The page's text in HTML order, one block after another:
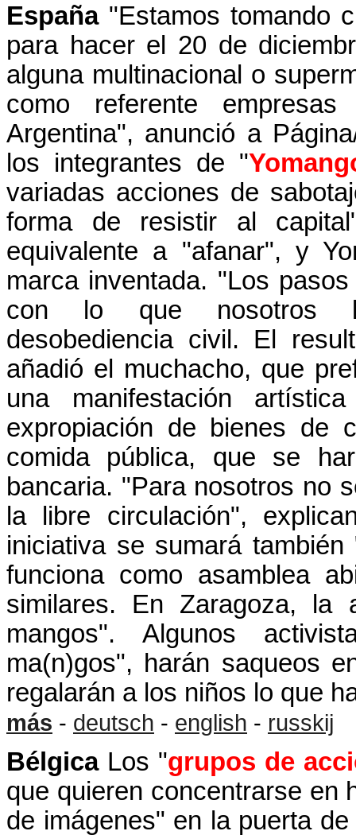
España"Estamos tomando
para hacer el 20 de
alguna multinacional o
como referente
Argentina", anunció a
los integrantes de "
variadas acciones de
forma de resistir al
equivalente a "afanar", y
marca inventada. "Los
con lo que nosotros
desobediencia civil. El
añadió el muchacho, que
una manifestación
expropiación de bienes de
comida pública, que se
bancaria. "Para nosotros no
la libre circulación",
iniciativa se sumará
funciona como asamblea
similares. En Zaragoza, la
mangos". Algunos
ma(n)gos", harán saqueos
regalarán a los niños lo que
más - deutsch - english - russkij
BélgicaLos "grupos de
que quieren concentrarse en
de imágenes" en la puerta